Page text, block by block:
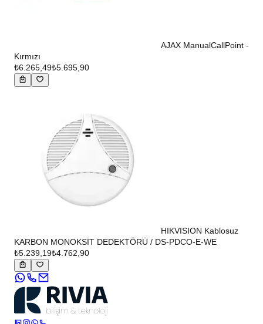
AJAX ManualCallPoint -
Kırmızı
₺6.265,49₺5.695,90
HIKVISION Kablosuz
KARBON MONOKSİT DEDEKTÖRÜ / DS-PDCO-E-WE
₺5.239,19₺4.762,90